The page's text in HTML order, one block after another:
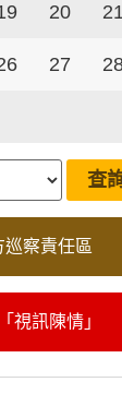
20
27
巡察責任區
視訊陳情」